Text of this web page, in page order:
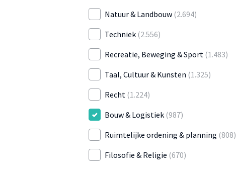
Natuur & Landbouw (2.694)
Techniek (2.556)
Recreatie, Beweging & Sport (1.483)
Taal, Cultuur & Kunsten (1.325)
Recht (1.224)
Bouw & Logistiek (987)
Ruimtelijke ordening & planning (808)
Filosofie & Religie (670)